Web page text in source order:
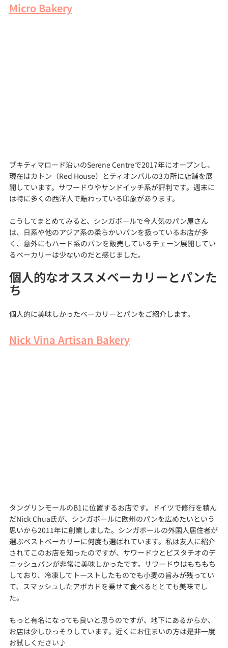
Micro Bakery
ブキティマロード沿いのSerene Centreで2017年にオープンし、
現在はカトン（Red House）とティオンバルの3カ所に店舗を展
開しています。サワードウやサンドイッチ系が評判です。週末に
は特に多くの西洋人で賑わっている印象があります。
こうしてまとめてみると、シンガポールで今人気のパン屋さん
は、日系や他のアジア系の柔らかいパンを扱っているお店が多
く、意外にもハード系のパンを販売しているチェーン展開してい
るベーカリーは少ないのだと感じました。
個人的なオススメベーカリーとパンた
ち
個人的に美味しかったベーカリーとパンをご紹介します。
Nick Vina Artisan Bakery
タングリンモールのB1に位置するお店です。ドイツで修行を積ん
だNick Chua氏が、シンガポールに欧州のパンを広めたいという
思いから2011年に創業しました。シンガポールの外国人居住者が
選ぶベストベーカリーに何度も選ばれています。私は友人に紹介
されてこのお店を知ったのですが、サワードウとピスタチオのデ
ニッシュパンが非常に美味しかったです。サワードウはもちもち
しており、冷凍してトーストしたものでも小麦の旨みが残ってい
て、スマッシュしたアボカドを乗せて食べるととても美味でし
た。
もっと有名になっても良いと思うのですが、地下にあるからか、
お店は少しひっそりしています。近くにお住まいの方は是非一度
お試しください♪